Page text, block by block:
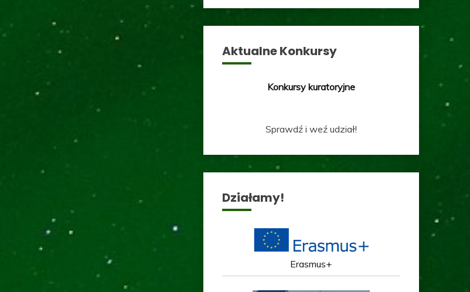
Aktualne Konkursy
Konkursy kuratoryjne
Sprawdź i weź udział!
Działamy!
Erasmus+